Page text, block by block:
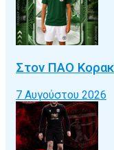
Στον ΠΑΟ
7 Αυγούστου 2026